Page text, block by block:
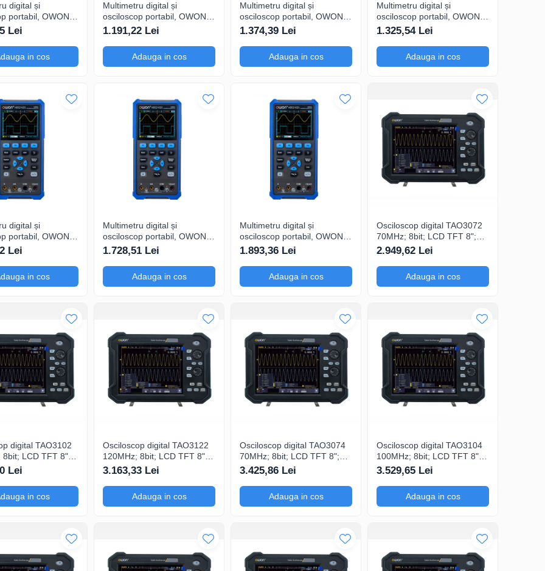
digital și
portabil, OWON,
200mV-1kV,
Lei
in cos
Multimetru digital și
osciloscop portabil, OWON,
HDS272, 200mV-1kV,
200mA-
1.191,22 Lei
Adauga in cos
Multimetru digital și
osciloscop portabil, OWON,
HDS272S, 200mV-1kV,
200mA-
1.374,39 Lei
Adauga in cos
Multimetru digital și
osciloscop portabil, OWON,
HDS2102, 200mV-1kV,
200mA-
1.325,54 Lei
Adauga in cos
digital și
portabil, OWON,
200mV-1kV,
Lei
in cos
Multimetru digital și
osciloscop portabil, OWON,
HDS2202, 200mV-1kV,
200mA-
1.728,51 Lei
Adauga in cos
Multimetru digital și
osciloscop portabil, OWON,
HDS2202S, 200mV-1kV,
200mA-
1.893,36 Lei
Adauga in cos
Osciloscop digital TAO3072
70MHz; 8bit; LCD TFT 8";
Ch: 2; 1Gsps; 40Mpts
2.949,62 Lei
Adauga in cos
digital TAO3102
8bit; LCD TFT 8";
40Mpts pentru
Ecran color
Lei
in cos
Osciloscop digital TAO3122
120MHz; 8bit; LCD TFT 8";
Ch: 2; 1Gsps; 40Mpts ce
3.163,33 Lei
Adauga in cos
Osciloscop digital TAO3074
70MHz; 8bit; LCD TFT 8";
Ch: 4; 1Gsps; 40Mpts
compatibil cu Măsurători
automate
3.425,86 Lei
Adauga in cos
Osciloscop digital TAO3104
100MHz; 8bit; LCD TFT 8";
Ch: 4; 1Gsps; 40Mpts inclus
in Analiză semnal
3.529,65 Lei
Adauga in cos